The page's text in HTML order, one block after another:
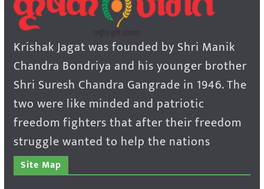
Krishak Jagat was founded by Shri Manik
Chandra Bondriya and his younger brother
Shri Suresh Chandra Gangrade in 1946. The
two were like minded and patriotic
freedom fighters that after their freedom
struggle wanted to help the nations
Site Map